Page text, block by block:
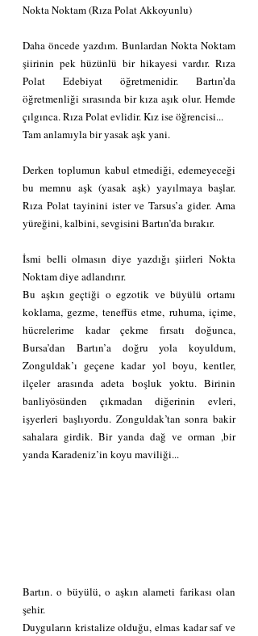
Nokta Noktam (Rıza Polat Akkoyunlu)
Daha öncede yazdım. Bunlardan Nokta Noktam
şiirinin pek hüzünlü bir hikayesi vardır. Rıza
Polat Edebiyat öğretmenidir. Bartın’da
öğretmenliği sırasında bir kıza aşık olur. Hemde
çılgınca. Rıza Polat evlidir. Kız ise öğrencisi...
Tam anlamıyla bir yasak aşk yani.
Derken toplumun kabul etmediği, edemeyeceği
bu memnu aşk (yasak aşk) yayılmaya başlar.
Rıza Polat tayinini ister ve Tarsus’a gider. Ama
yüreğini, kalbini, sevgisini Bartın’da bırakır.
İsmi belli olmasın diye yazdığı şiirleri Nokta
Noktam diye adlandırır.
Bu aşkın geçtiği o egzotik ve büyülü ortamı
koklama, gezme, teneffüs etme, ruhuma, içime,
hücrelerime kadar çekme fırsatı doğunca,
Bursa’dan Bartın’a doğru yola koyuldum,
Zonguldak’ı geçene kadar yol boyu, kentler,
ilçeler arasında adeta boşluk yoktu. Birinin
banliyösünden çıkmadan diğerinin evleri,
işyerleri başlıyordu. Zonguldak’tan sonra bakir
sahalara girdik. Bir yanda dağ ve orman ,bir
yanda Karadeniz’in koyu maviliği...
Bartın. o büyülü, o aşkın alameti farikası olan
şehir.
Duyguların kristalize olduğu, elmas kadar saf ve